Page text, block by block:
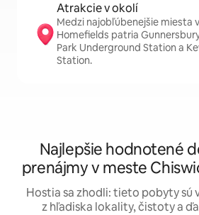
Atrakcie v okolí
Medzi najobľúbenejšie miesta
Homefields patria
Park Underground Station a
Station.
Najlepšie hodnotené
prenájmy v meste
Hostia sa zhodli: tieto pobyty sú
z hľadiska lokality, čistoty a